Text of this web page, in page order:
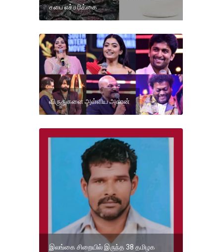
சபை எச்சரிக்கை
விருதுகளை அள்ளிய அசுரன்
இலங்கை சிறையில் இருந்த 38 தமிழக